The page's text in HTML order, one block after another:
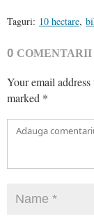
Taguri: 10 hectare,
0 COMENTARII
Your email
marked *